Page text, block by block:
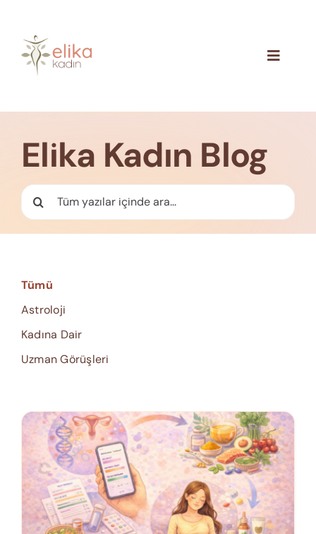
content
Toggle
İletişim
Elika Kadın Blog
Ara:
Tümü
Astroloji
Kadına Dair
Uzman Görüşleri